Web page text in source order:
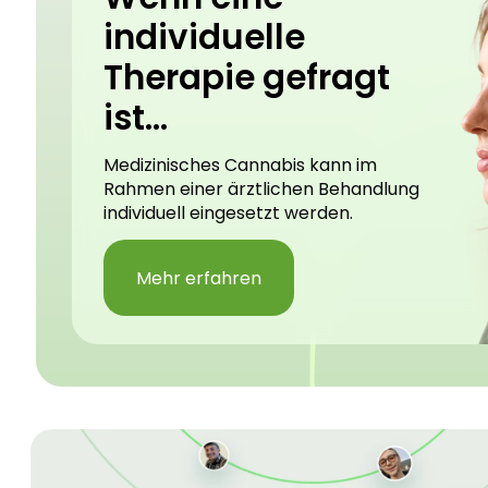
individuelle
Therapie gefragt
ist...
Medizinisches Cannabis kann im
Rahmen einer ärztlichen Behandlung
individuell eingesetzt werden.
Mehr erfahren